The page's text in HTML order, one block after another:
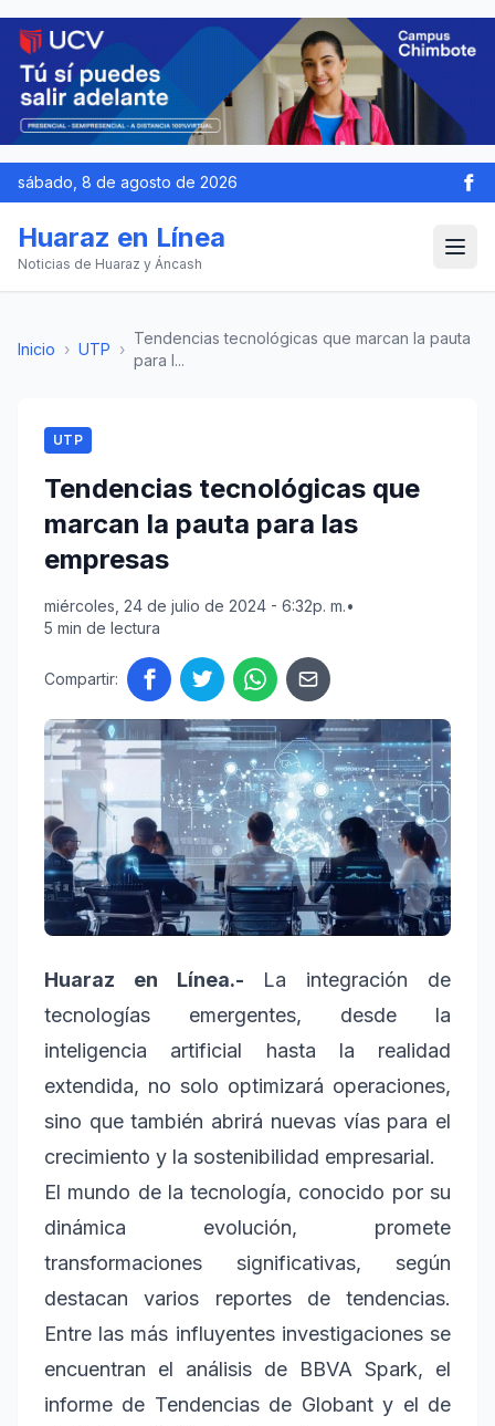
sábado, 8 de agosto de 2026
Huaraz en Línea
Noticias de Huaraz y Áncash
Inicio › UTP ›
Tendencias tecnológicas que marcan la pauta
para l...
UTP
Tendencias tecnológicas que
marcan la pauta para las
empresas
miércoles, 24 de julio de 2024 - 6:32p. m.•
5 min de lectura
Compartir:
Huaraz en Línea.- La integración de
tecnologías emergentes, desde la
inteligencia artificial hasta la realidad
extendida, no solo optimizará operaciones,
sino que también abrirá nuevas vías para el
crecimiento y la sostenibilidad empresarial.
El mundo de la tecnología, conocido por su
dinámica evolución, promete
transformaciones significativas, según
destacan varios reportes de tendencias.
Entre las más influyentes investigaciones se
encuentran el análisis de BBVA Spark, el
informe de Tendencias de Globant y el de